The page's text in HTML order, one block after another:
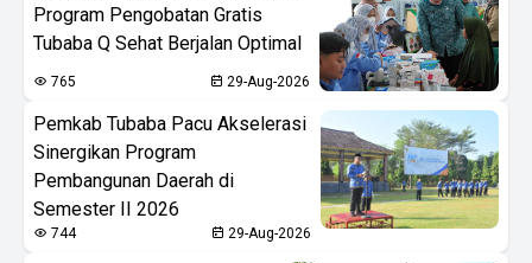
Program Pengobatan Gratis
Tubaba Q Sehat Berjalan Optimal
765 29-Aug-2026
Pemkab Tubaba Pacu Akselerasi
Sinergikan Program
Pembangunan Daerah di
Semester II 2026
744 29-Aug-2026